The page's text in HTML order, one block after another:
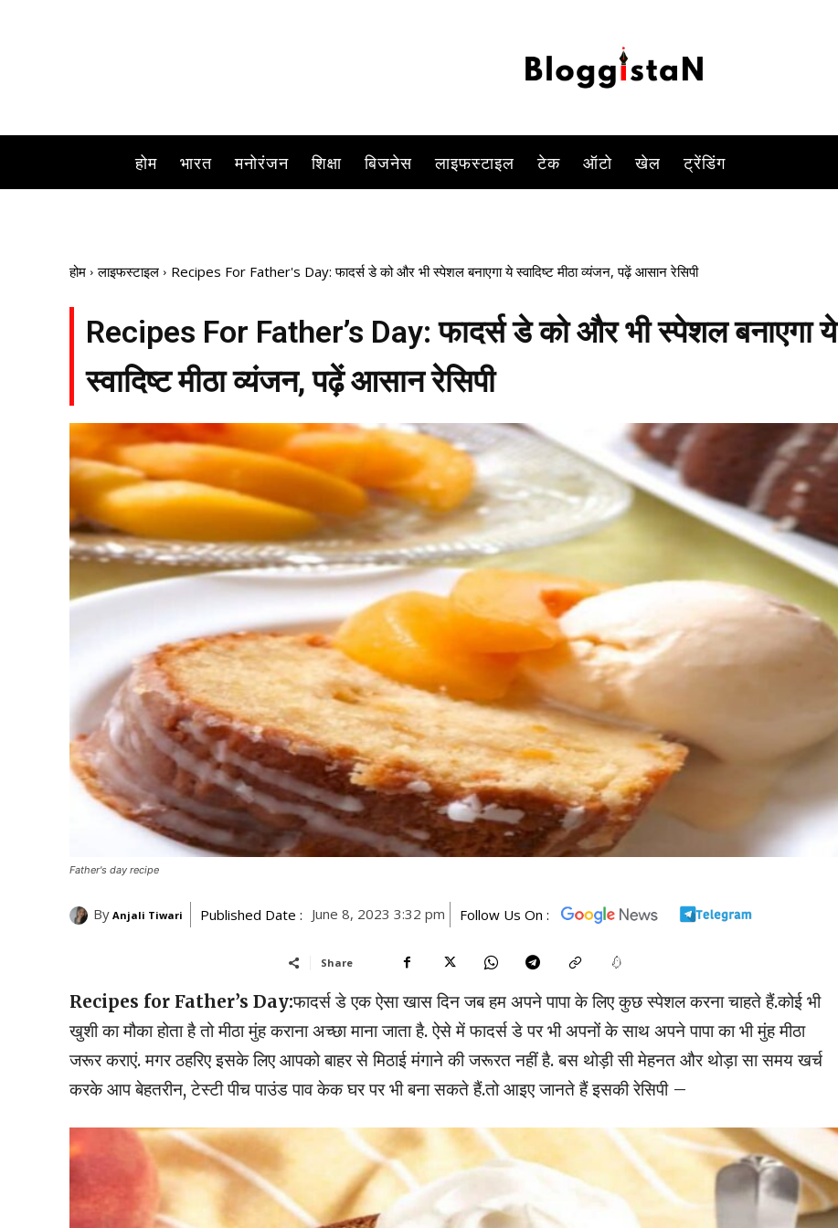
होम भारत मनोरंजन शिक्षा बिजनेस लाइफस्टाइल टेक ऑटो खेल ट्रेंडिंग
होम लाइफस्टाइल Recipes For Father's Day: फादर्स डे को और भी स्पेशल बनाएगा ये स्वादिष्ट मीठा व्यंजन, पढ़ें आसान रेसिपी
Recipes For Father’s Day: फादर्स डे को और भी स्पेशल बनाएगा ये
स्वादिष्ट मीठा व्यंजन, पढ़ें आसान रेसिपी
Father's day recipe
By Anjali Tiwari Published Date : June 8, 2023 3:32 pm Follow Us On :
Share
Recipes for Father’s Day:फादर्स डे एक ऐसा खास दिन जब हम अपने पापा के लिए कुछ स्पेशल करना चाहते हैं.कोई भी
खुशी का मौका होता है तो मीठा मुंह कराना अच्‍छा माना जाता है. ऐसे में फादर्स डे पर भी अपनों के साथ अपने पापा का भी मुंह मीठा
जरूर कराएं. मगर ठहरिए इसके लिए आपको बाहर से मिठाई मंगाने की जरूरत नहीं है. बस थोड़ी सी मेहनत और थोड़ा सा समय खर्च
करके आप बेहतरीन, टेस्‍टी पीच पाउंड पाव केक घर पर भी बना सकते हैं.तो आइए जानते हैं इसकी रेसिपी –